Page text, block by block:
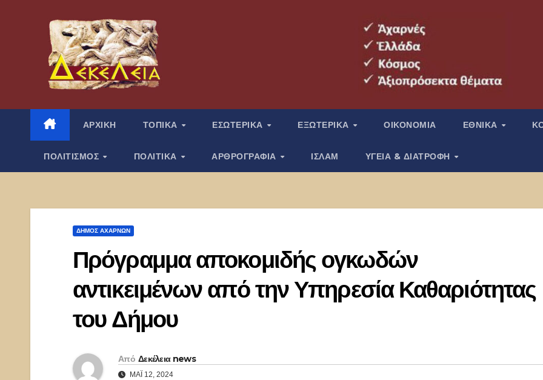
περιεχόμενο
ΑΡΧΙΚΗ ΤΟΠΙΚΑ ΕΣΩΤΕΡΙΚΑ ΕΞΩΤΕΡΙΚΑ ΟΙΚΟΝΟΜΙΑ ΕΘΝΙΚΑ
ΠΟΛΙΤΙΣΜΟΣ ΠΟΛΙΤΙΚΑ ΑΡΘΡΟΓΡΑΦΙΑ ΙΣΛΑΜ ΥΓΕΙΑ & ΔΙΑΤΡΟΦΗ
ΔΉΜΟΣ ΑΧΑΡΝΏΝ
Πρόγραμμα αποκομιδής ογκωδών
αντικειμένων από την Υπηρεσία Καθαριότητας
του Δήμου
Από Δεκέλεια news
ΜΆΙ 12, 2024